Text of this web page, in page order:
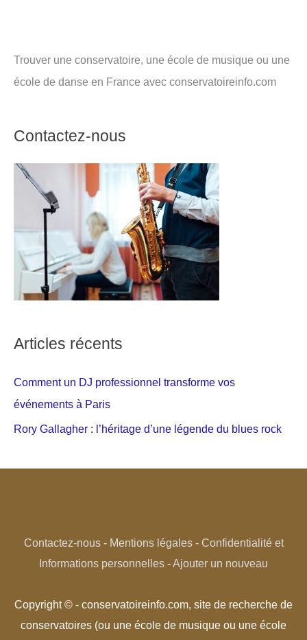
Trouver une conservatoire, une école de musique ou une
école de danse en France avec conservatoireinfo.com
Contactez-nous
Articles récents
Comment un DJ professionnel transforme vos
événements à Paris
Rory Gallagher : l’héritage d’une légende du blues rock
Contactez-nous- Mentions légales- Confidentialité et
Informations personnelles -Ajouter un nouveau
Copyright © - conservatoireinfo.com, site de recherche de
conservatoires (ou une école de musique ou une école